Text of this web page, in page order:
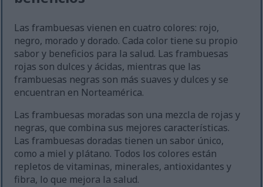
Las frambuesas vienen en cuatro colores: rojo,
negro, morado y dorado. Cada color tiene su propio
sabor y beneficios para la salud. Las frambuesas
rojas son dulces y ácidas, mientras que las
frambuesas negras son más suaves y dulces y se
encuentran en Norteamérica.
Las frambuesas moradas son una mezcla de rojas y
negras, que combina sus mejores características.
Las frambuesas doradas tienen un sabor único,
como a miel y plátano. Todos los colores están
repletos de vitaminas, minerales, antioxidantes y
fibra, lo que mejora la salud.